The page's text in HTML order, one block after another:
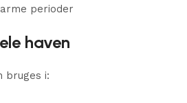
perioder
haven
bruges i: